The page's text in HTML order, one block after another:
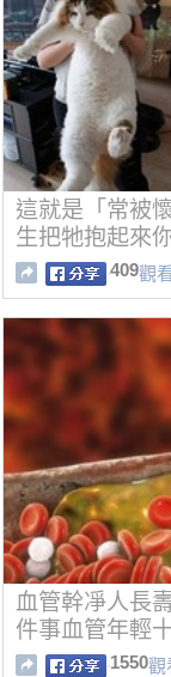
這就是「常被
生把牠抱起來
409觀
血管幹凈人長
件事血管年輕
1550觀